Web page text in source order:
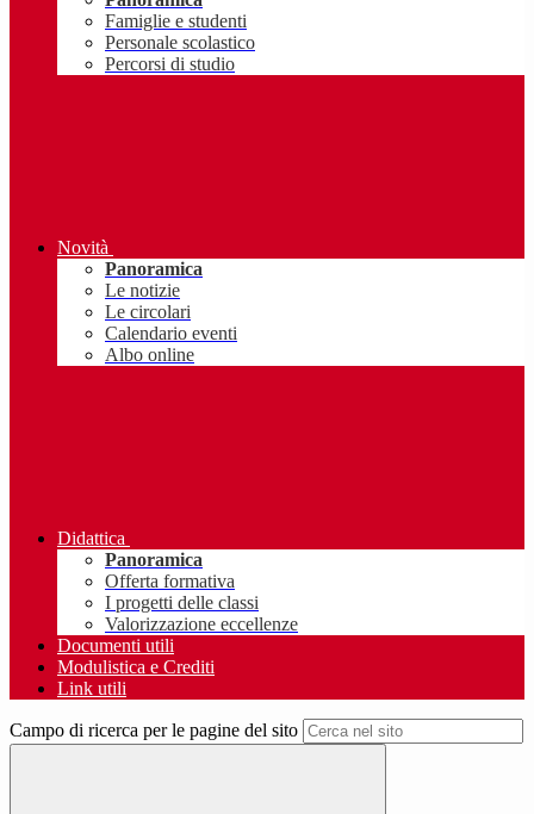
Famiglie e studenti
Personale scolastico
Percorsi di studio
Novità
Panoramica
Le notizie
Le circolari
Calendario eventi
Albo online
Didattica
Panoramica
Offerta formativa
I progetti delle classi
Valorizzazione eccellenze
Documenti utili
Modulistica e Crediti
Link utili
Campo di ricerca per le pagine del sito